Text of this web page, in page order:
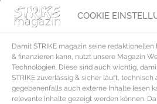
COOKIE
Damit STRIKE magazin seine
& finanzieren kann, nutzt unsere Magazin
Technologien. Diese sind auch wichtig,
STRIKE zuverlässig & sicher läuft,
gegebenenfalls auch externe Inhalte lesen
relevante Inhalte gezeigt werden können.